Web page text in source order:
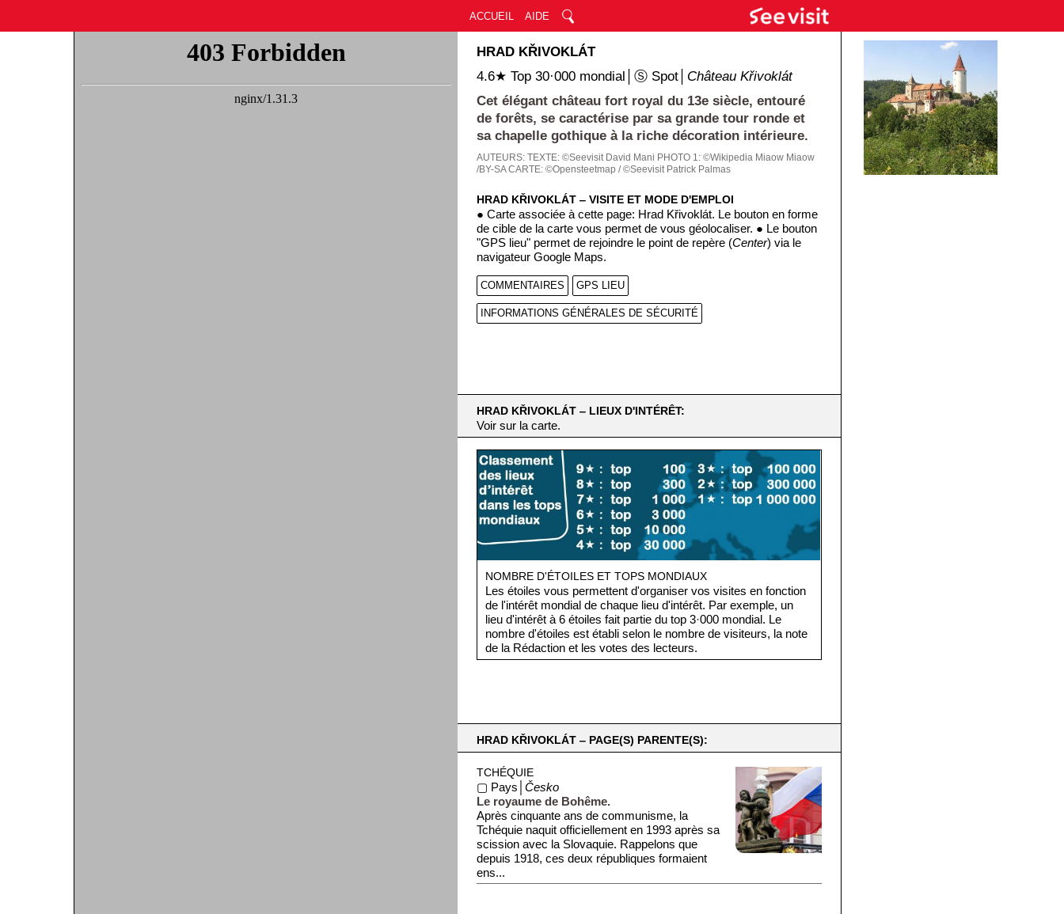
ACCUEIL AIDE
HRAD KŘIVOKLÁT
4.6★ Top 30·000 mondial│Ⓢ Spot│ Château Křivoklát
Cet élégant château fort royal du 13e siècle, entouré
de forêts, se caractérise par sa grande tour ronde et
sa chapelle gothique à la riche décoration intérieure.
AUTEURS:TEXTE: ©Seevisit David Mani PHOTO 1: ©Wikipedia Miaow Miaow
/BY-SA CARTE: ©Opensteetmap / ©Seevisit Patrick Palmas
HRAD KŘIVOKLÁT ‒ VISITE ET MODE D'EMPLOI
● Carte associée à cette page: Hrad Křivoklát. Le bouton en forme
de cible de la carte vous permet de vous géolocaliser. ● Le bouton
"GPS lieu" permet de rejoindre le point de repère (Center) via le
navigateur Google Maps.
COMMENTAIRES GPS LIEU
INFORMATIONS GÉNÉRALES DE SÉCURITÉ
HRAD KŘIVOKLÁT ‒ LIEUX D'INTÉRÊT:
Voir sur la carte.
NOMBRE D'ÉTOILES ET TOPS MONDIAUX
Les étoiles vous permettent d'organiser vos visites en fonction
de l'intérêt mondial de chaque lieu d'intérêt. Par exemple, un
lieu d'intérêt à 6 étoiles fait partie du top 3·000 mondial. Le
nombre d'étoiles est établi selon le nombre de visiteurs, la note
de la Rédaction et les votes des lecteurs.
HRAD KŘIVOKLÁT ‒ PAGE(S) PARENTE(S):
TCHÉQUIE
▢ Pays│Česko
Le royaume de Bohême.
Après cinquante ans de communisme, la
Tchéquie naquit officiellement en 1993 après sa
scission avec la Slovaquie. Rappelons que
depuis 1918, ces deux républiques formaient
ens...